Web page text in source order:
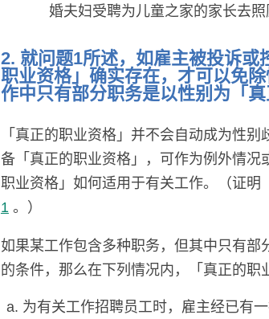
婚夫妇受聘为儿童之家的家长去照
2. 就问题1所述，如雇主被投诉
职业资格」确实存在，才可以免
作中只有部分职务是以性别为「
「真正的职业资格」并不会自动成为性
备「真正的职业资格」，可作为例外情
职业资格」如何适用于有关工作。（证明
1。）
如果某工作包含多种职务，但其中只有部
的条件，那么在下列情况内，「真正的职
为有关工作招聘员工时，雇主经已有